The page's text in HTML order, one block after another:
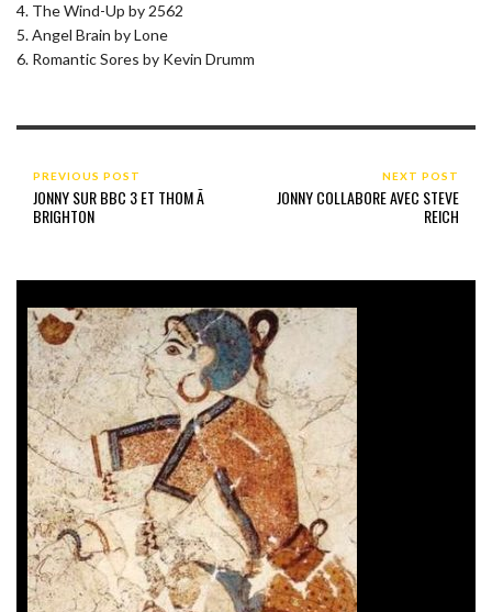
4. The Wind-Up by 2562
5. Angel Brain by Lone
6. Romantic Sores by Kevin Drumm
PREVIOUS POST
JONNY SUR BBC 3 ET THOM Ã
BRIGHTON
NEXT POST
JONNY COLLABORE AVEC STEVE
REICH